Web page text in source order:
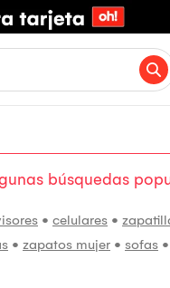
búsquedas
• celulares •
• zapatos mujer • sofas •